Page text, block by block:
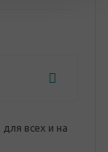
всех и на